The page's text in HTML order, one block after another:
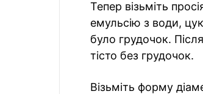
Тепер візьміть
емульсію з води,
було грудочок.
тісто без грудочок.
Візьміть форму